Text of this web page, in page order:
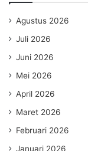
Agustus 2026
Juli 2026
Juni 2026
Mei 2026
April 2026
Maret 2026
Februari 2026
Januari 2026